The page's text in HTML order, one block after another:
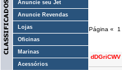
Anuncie seu Jet
Anuncie Revendas
Lojas
Oficinas
Marinas
Acessórios
Página « 1
dDGriCWV